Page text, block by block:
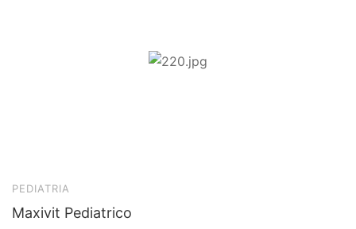
PEDIATRIA
Maxivit Pediatrico